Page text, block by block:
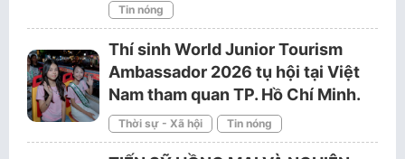
Tin nóng
Thí sinh World Junior Tourism
Ambassador 2026 tụ hội tại Việt
Nam tham quan TP. Hồ Chí Minh.
Thời sự - Xã hội Tin nóng